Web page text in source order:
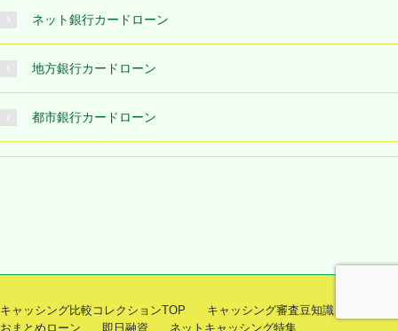
ネット銀行カードローン
地方銀行カードローン
都市銀行カードローン
キャッシング比較コレクションTOP
キャッシング審査豆知識
おまとめローン
即日融資 ネットキャッシング特集